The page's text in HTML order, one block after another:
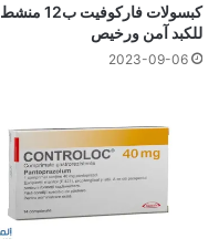
كبسولات فاركوفيت ب12 منشط
للكبد آمن ورخيص
2023-09-06